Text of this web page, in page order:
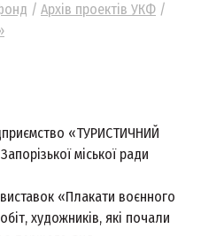
/ Архів проектів УКФ /
«ТУРИСТИЧНИЙ
міської ради
«Плакати воєнного
художників, які почали